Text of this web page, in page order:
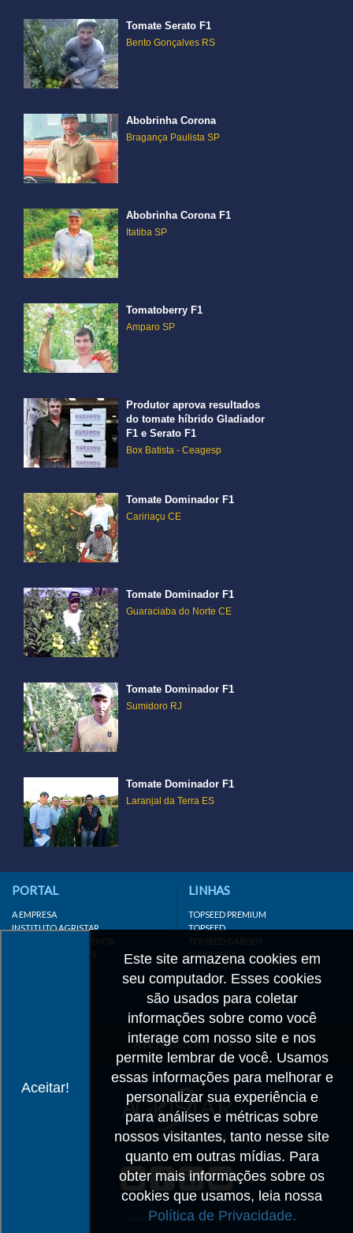
Tomate Serato F1
Bento Gonçalves RS
Abobrinha Corona
Bragança Paulista SP
Abobrinha Corona F1
Itatiba SP
Tomatoberry F1
Amparo SP
Produtor aprova resultados
do tomate híbrido Gladiador
F1 e Serato F1
Box Batista - Ceagesp
Tomate Dominador F1
Caririaçu CE
Tomate Dominador F1
Guaraciaba do Norte CE
Tomate Dominador F1
Sumidoro RJ
Tomate Dominador F1
Laranjal da Terra ES
Aceitar!
Este site armazena cookies em
seu computador. Esses cookies
são usados para coletar
informações sobre como você
interage com nosso site e nos
permite lembrar de você. Usamos
essas informações para melhorar e
personalizar sua experiência e
para análises e métricas sobre
nossos visitantes, tanto nesse site
quanto em outras mídias. Para
obter mais informações sobre os
cookies que usamos, leia nossa
Política de Privacidade.
PORTAL
A EMPRESA
INSTITUTO AGRISTAR
DISTRIBUIDOR/REVENDA
LINKS IMPORTANTES
LINHAS
TOPSEED PREMIUM
TOPSEED
TOPSEED GARDEN
SUPERSEED
ATENDIMENTO
CADASTRO
TRABALHE CONOSCO
AGRISTAR DO BRASIL LTDA